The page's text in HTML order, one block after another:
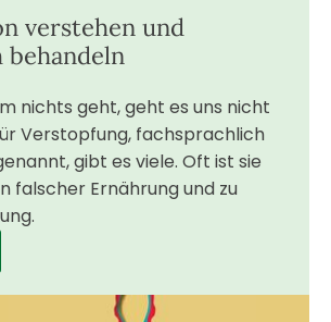
verstehen und
nichts geht, geht es uns nicht
Verstopfung, fachsprachlich
gibt es viele. Oft ist sie
falscher Ernährung und zu